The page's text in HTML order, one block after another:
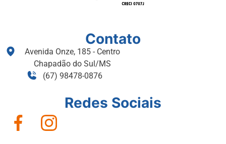
Contato
Avenida Onze, 185 - Centro
Chapadão do Sul/MS
(67) 98478-0876
Redes Sociais